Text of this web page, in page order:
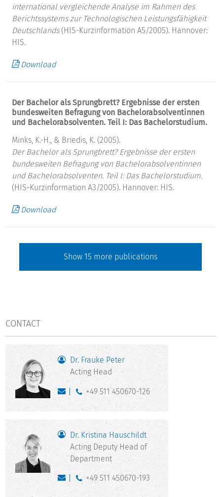
international vergleichende Analyse im Rahmen des
Berichtssystems zur Technologischen Leistungsfähigkeit
Deutschlands(HIS-Kurzinformation A5/2005). Hannover:
HIS.
Download
Der Bachelor als Sprungbrett? Ergebnisse der ersten
bundesweiten Befragung von Bachelorabsolventinnen
und Bachelorabsolventen. Teil I: Das Bachelorstudium.
Minks, K.-H., & Briedis, K. (2005).
Der Bachelor als Sprungbrett? Ergebnisse der ersten
bundesweiten Befragung von Bachelorabsolventinnen
und Bachelorabsolventen. Teil I: Das Bachelorstudium.
(HIS-Kurzinformation A3/2005). Hannover: HIS.
Download
Show 15 more publications
CONTACT
Dr. Frauke Peter
Acting Head
+49 511 450670-126
Dr. Kristina Hauschildt
Acting Deputy Head of
Department
+49 511 450670-193